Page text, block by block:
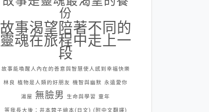
份
故事渴望陪著不同的
靈魂在旅程中走上一
段
故事能喚醒人內在的善意與智慧使人感到幸福快樂
林良 植物是人類的好朋友 機智與幽默 永遠愛你
湯屋 無臉男 生命與學習 童年
等我長大後：井本蓉子繪本(日文) (附中文翻譯)